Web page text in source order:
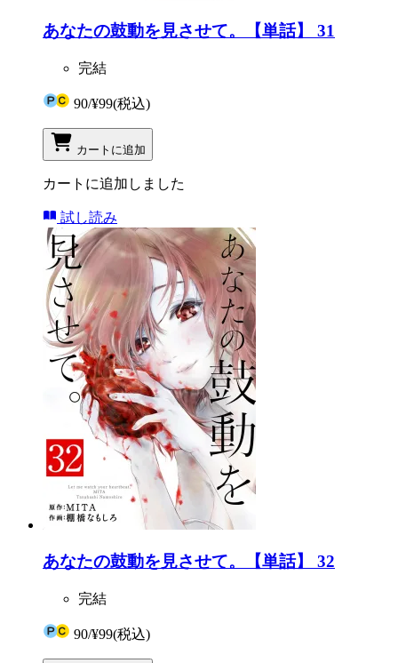
あなたの鼓動を見させて。【単話】 31
完結
90/¥99(税込)
カートに追加
カートに追加しました
試し読み
あなたの鼓動を見させて。【単話】 32
完結
90/¥99(税込)